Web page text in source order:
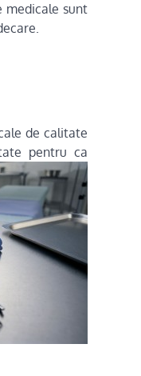
medicale sunt
de calitate
pentru ca